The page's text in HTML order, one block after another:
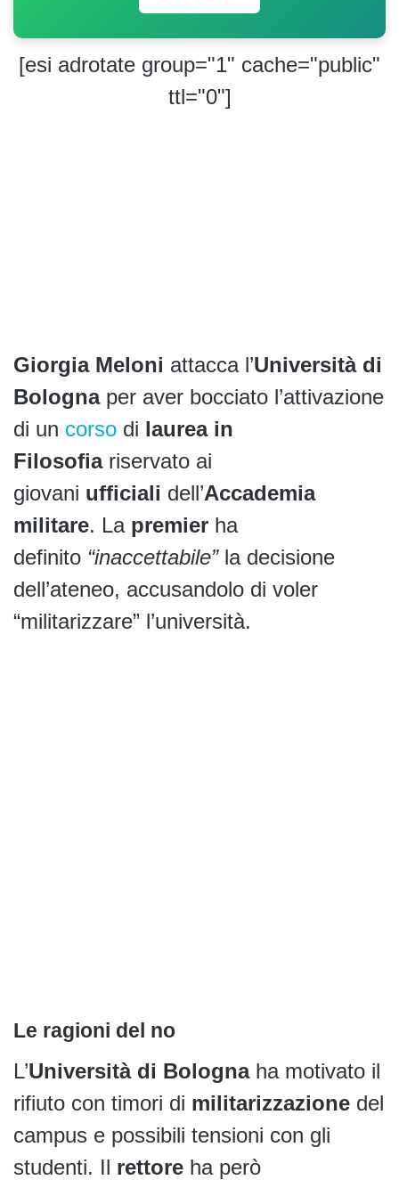
[esi adrotate group="1" cache="public"
ttl="0"]
Giorgia Meloni attacca l’Università di
Bolognaper aver bocciato l’attivazione
di un corso di laurea in
Filosofiariservato ai
giovani ufficiali dell’Accademia
militare. La premier ha
definito “inaccettabile”la decisione
dell’ateneo, accusandolo di voler
“militarizzare” l’università.
Le ragioni del no
L’Università di Bolognaha motivato il
rifiuto con timori di militarizzazione del
campus e possibili tensioni con gli
studenti. Il rettore ha però